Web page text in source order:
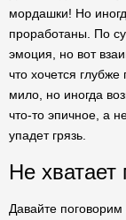
мордашки! Но
проработаны. По
эмоция, но вот
что хочется
мило, но иногда
что-то эпичное, а
упадет грязь.
Не хватает
Давайте